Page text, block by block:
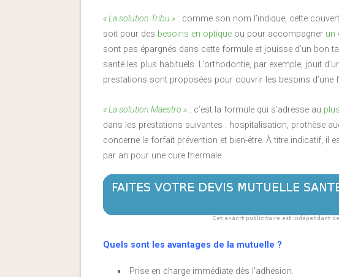
« La solution Tribu » : comme son nom l’indique, cette
soit pour des besoins en optique ou pour accompagner un
sont pas épargnés dans cette formule et jouisse d’un bon
santé les plus habituels. L’orthodontie, par exemple, jouit
prestations sont proposées pour couvrir les besoins d’une
« La solution Maestro » : c’est la formule qui s’adresse au
dans les prestations suivantes : hospitalisation, prothèse
concerne le forfait prévention et bien-être. À titre indicatif, il
par an pour une cure thermale.
Quels sont les avantages de la mutuelle ?
Prise en charge immédiate dès l’adhésion.